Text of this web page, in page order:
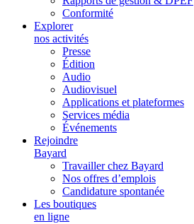
Conformité
Explorer
nos activités
Presse
Édition
Audio
Audiovisuel
Applications et plateformes
Services média
Événements
Rejoindre
Bayard
Travailler chez Bayard
Nos offres d’emplois
Candidature spontanée
Les boutiques
en ligne